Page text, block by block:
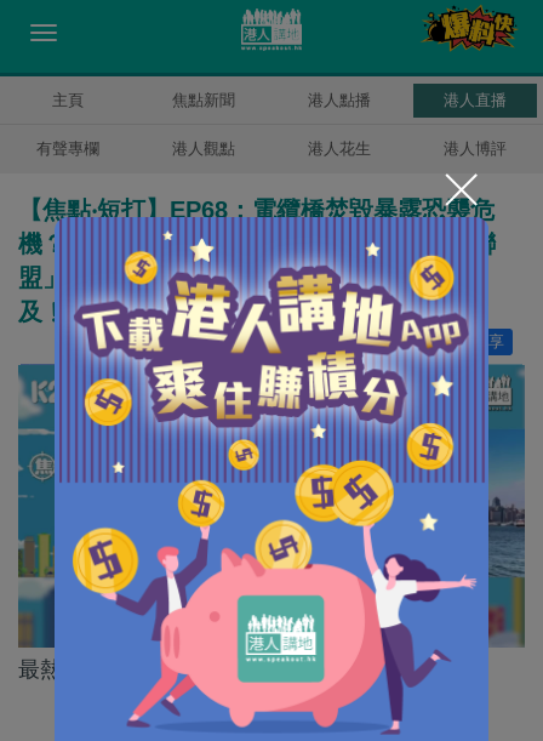
主頁 焦點新聞 港人點播 港人直播
有聲專欄 港人觀點 港人花生 港人博評
【焦點‧短打】EP68：電纜橋焚毀暴露恐襲危
機？ 行會名單出爐7新面孔9人留任 「五眼聯
盟」造謠詆毀中國、揭美國「滲透」無人能
及﹗
分享
讚好 6
最熱話題、重磅分析，盡在《焦點短打》